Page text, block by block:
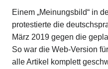
Einem „Meinungsbild“ in
protestierte die
März 2019 gegen die
So war die Web-Version
alle Artikel komplett